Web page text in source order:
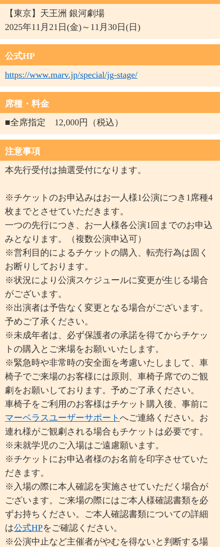
【東京】天王洲 銀河劇場
2025年11月21日(金)～11月30日(日)
公式HP
https://www.marv.jp/special/jg-stage/
席種・料金
■全席指定 12,000円（税込）
注意事項
本先行受付は抽選受付になります。
※チケットのお申込みはお一人様1公演につき1席種4
枚までとさせていただきます。
一つの先行につき、お一人様各公演1回までのお申込
みとなります。（複数公演申込可）
※営利目的によるチケットの購入、転売行為は固く
お断りしております。
※状況により公演スケジュールに変更が生じる場合
がございます。
※出演者は予告なく変更となる場合がございます。
予めご了承ください。
※未成年者は、必ず保護者の承諾を得てからチケッ
トの購入とご来場をお願いいたします。
※緊急時や非常時の安全面を考慮いたしまして、車
椅子でご来場のお客様には原則、車椅子席でのご観
劇をお願いしております。予めご了承ください。
車椅子をご利用のお客様はチケット購入後、事前に
マーベラスユーザーサポート へご連絡ください。お
連れ様がご観劇される場合もチケットは必要です。
※未就学児のご入場はご遠慮願います。
※チケットにお申込者様のお名前を印字させていた
だきます。
※入場の際に本人確認を実施させていただく場合が
ございます。ご来場の際にはご本人様確認書類を必
ずお持ちください。ご本人確認書類についての詳細
は公式HPをご確認ください。
※公演中止など主催者がやむを得ないと判断する場